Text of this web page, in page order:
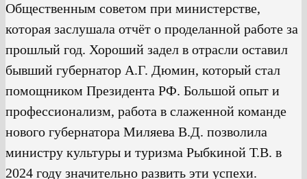
Общественным советом при министерстве,
которая заслушала отчёт о проделанной работе за
прошлый год. Хороший задел в отрасли оставил
бывший губернатор А.Г. Дюмин, который стал
помощником Президента РФ. Большой опыт и
профессионализм, работа в слаженной команде
нового губернатора Миляева В.Д. позволила
министру культуры и туризма Рыбкиной Т.В. в
2024 году значительно развить эти успехи.